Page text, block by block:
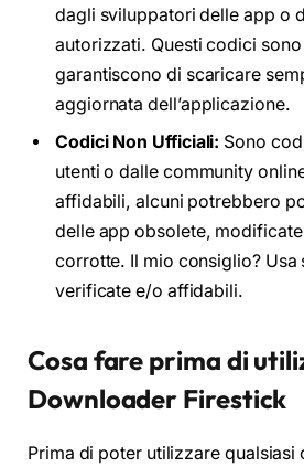
dagli sviluppatori delle app o
autorizzati. Questi codici sono
garantiscono di scaricare
aggiornata dell’applicazione.
Codici Non Ufficiali: Sono
utenti o dalle community
affidabili, alcuni potrebbero
delle app obsolete,
corrotte. Il mio consiglio? Usa
verificate e/o affidabili.
Cosa fare prima di
Downloader Firestick
Prima di poter utilizzare qualsiasi